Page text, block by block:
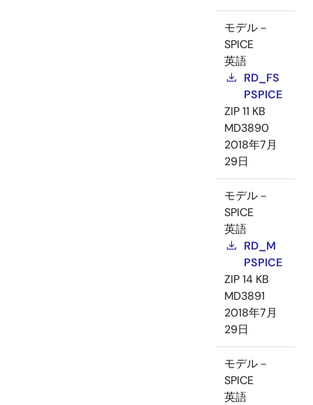
モデル－
SPICE
英語
RD_FS
PSPICE
ZIP11 KB
MD3890
2018年7月
29日
モデル－
SPICE
英語
RD_M
PSPICE
ZIP14 KB
MD3891
2018年7月
29日
モデル－
SPICE
英語